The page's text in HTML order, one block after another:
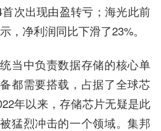
次出现由盈转亏；海光此前
，净利润同比下滑了23%。
当中负责数据存储的核心单
都需要搭载，占据了全球芯
年以来，存储芯片无疑是此
猛烈冲击的一个领域。集邦